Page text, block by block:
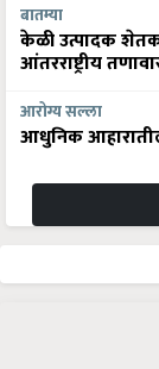
बातम्या
केळी उत्पादक
आंतरराष्ट्रीय
आरोग्य सल्ला
आधुनिक